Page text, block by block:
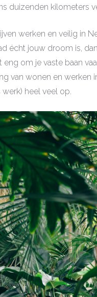
duizenden kilometers
werken en veilig in
écht jouw droom is,
om je vaste baan
van wonen en werken
heel veel op.